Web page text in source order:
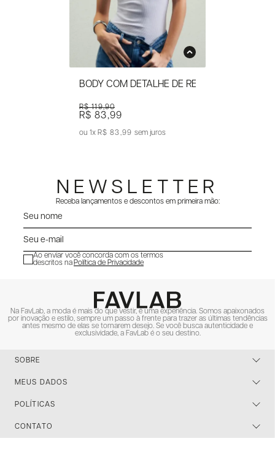
BODY COM DETALHE DE RENDA
R$ 119,90
R$ 83,99
1x R$ 83,99sem juros
NEWSLETTER
Receba lançamentos e descontos em primeira mão:
Ao enviar você concorda com os termos
descritos na Política de Privacidade
Na FavLab, a moda é mais do que vestir, é uma experiência. Somos apaixonados
por inovação e estilo, sempre um passo à frente para trazer as últimas tendências
antes mesmo de elas se tornarem desejo. Se você busca autenticidade e
exclusividade, a FavLab é o seu destino.
SOBRE
MEUS DADOS
POLÍTICAS
CONTATO